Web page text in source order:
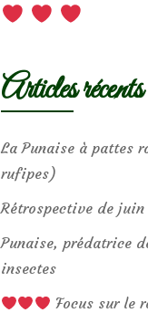
Articles récents
La Punaise à pattes
rufipes)
Rétrospective de
Punaise, prédatrice
insectes
Focus sur le